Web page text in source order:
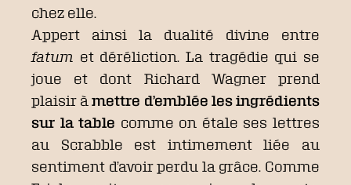
chez elle.
Appert ainsi la dualité divine entre
fatum et déréliction. La tragédie qui se
joue et dont Richard Wagner prend
plaisir à mettre d’emblée les ingrédients
sur la table comme on étale ses lettres
au Scrabble est intimement liée au
sentiment d’avoir perdu la grâce. Comme